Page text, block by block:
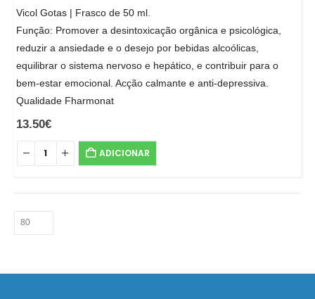
Vicol Gotas | Frasco de 50 ml.
Função: Promover a desintoxicação orgânica e psicológica,
reduzir a ansiedade e o desejo por bebidas alcoólicas,
equilibrar o sistema nervoso e hepático, e contribuir para o
bem-estar emocional. Acção calmante e anti-depressiva.
Qualidade Fharmonat
13.50€
ADICIONAR